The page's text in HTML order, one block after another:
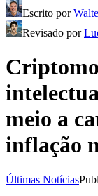
Escrito por
Revisado por
meio a
inflação
Últimas Notícias